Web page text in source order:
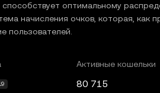
способствует оптимальному
начисления очков, которая, как
пользователей.
Активные кошельки
80 715